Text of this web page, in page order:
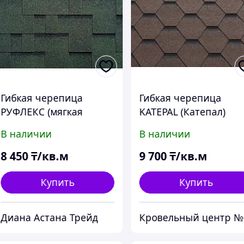
Гибкая черепица
РУФЛЕКС (мягкая
модифицированная,
Гарантия 35 лет, Руна
В наличии
8 450₸/кв.м
Купить
Диана Астана Трейд
Гибкая черепица
KATEPAL (Катепал)
В наличии
9 700₸/кв.м
Купить